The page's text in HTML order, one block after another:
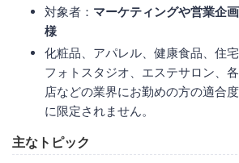
対象者： マーケティングや営業企
様
化粧品、アパレル、健康食品、住
フォトスタジオ、エステサロン、
店などの業界にお勤めの方の適合
に限定されません。
主なトピック